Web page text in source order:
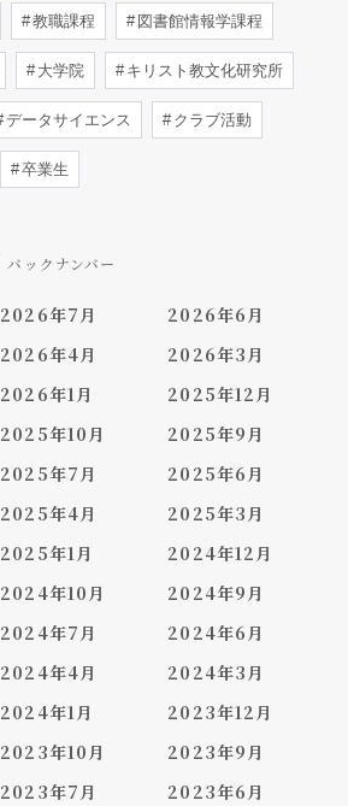
教職課程 図書館情報学課程
大学院 キリスト教文化研究所
データサイエンス クラブ活動
卒業生
バックナンバー
2026年7月
2026年6月
2026年4月
2026年3月
2026年1月
2025年12月
2025年10月
2025年9月
2025年7月
2025年6月
2025年4月
2025年3月
2025年1月
2024年12月
2024年10月
2024年9月
2024年7月
2024年6月
2024年4月
2024年3月
2024年1月
2023年12月
2023年10月
2023年9月
2023年7月
2023年6月